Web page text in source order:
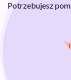
Potrzebujesz